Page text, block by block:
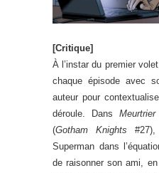
[Critique]
À l’instar du premier
chaque épisode avec
auteur pour
déroule. Dans
(Gotham Knights #27),
Superman dans
de raisonner son ami,